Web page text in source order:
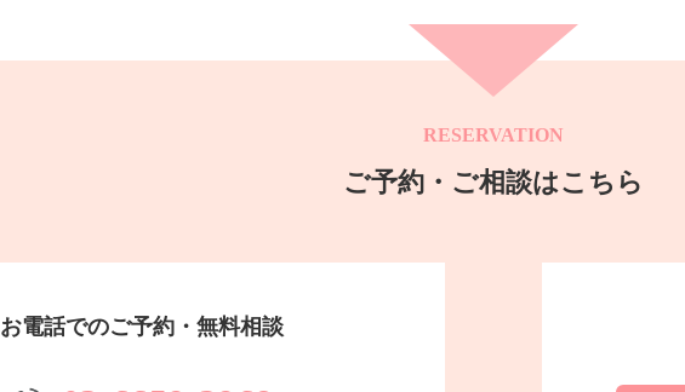
RESERVATION
ご予約・ご相談はこちら
お電話でのご予約・無料相談